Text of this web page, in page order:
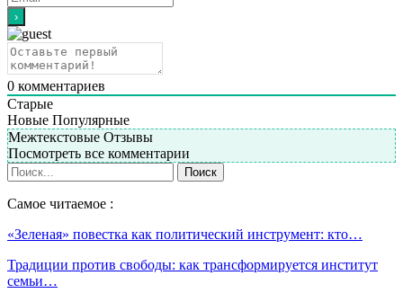
0 комментариев
Старые
Новые Популярные
Межтекстовые Отзывы
Посмотреть все комментарии
Самое читаемое :
«Зеленая» повестка как политический инструмент: кто…
Традиции против свободы: как трансформируется институт
семьи…